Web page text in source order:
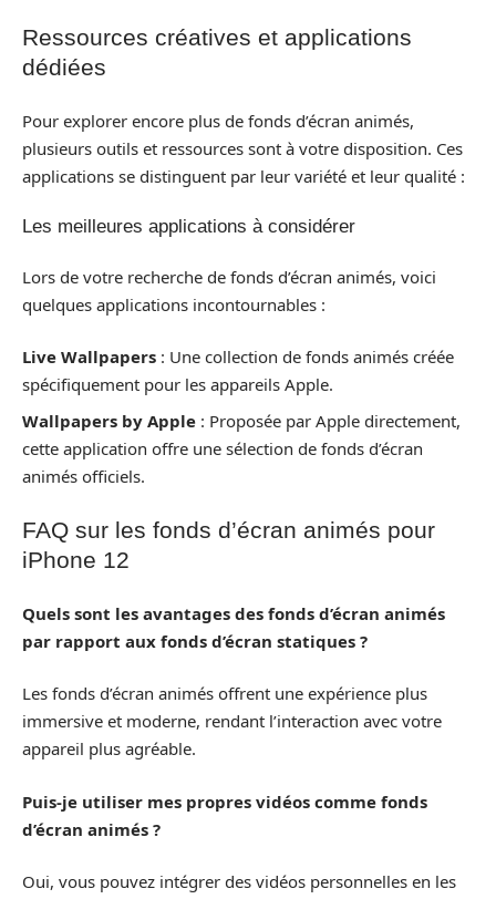
Ressources créatives et applications
dédiées
Pour explorer encore plus de fonds d’écran animés,
plusieurs outils et ressources sont à votre disposition. Ces
applications se distinguent par leur variété et leur qualité :
Les meilleures applications à considérer
Lors de votre recherche de fonds d’écran animés, voici
quelques applications incontournables :
Live Wallpapers : Une collection de fonds animés créée
spécifiquement pour les appareils Apple.
Wallpapers by Apple : Proposée par Apple directement,
cette application offre une sélection de fonds d’écran
animés officiels.
FAQ sur les fonds d’écran animés pour
iPhone 12
Quels sont les avantages des fonds d’écran animés
par rapport aux fonds d’écran statiques ?
Les fonds d’écran animés offrent une expérience plus
immersive et moderne, rendant l’interaction avec votre
appareil plus agréable.
Puis-je utiliser mes propres vidéos comme fonds
d’écran animés ?
Oui, vous pouvez intégrer des vidéos personnelles en les